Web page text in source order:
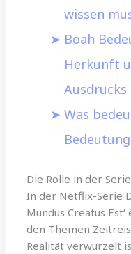
wissen
Boah
Herkunft
Was
Die Rolle in der
In der Netflix-Serie
Mundus Creatus
den Themen
Realität verwurzelt